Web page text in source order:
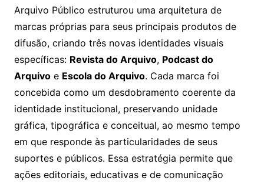
Arquivo Público estruturou uma arquitetura de
marcas próprias para seus principais produtos de
difusão, criando três novas identidades visuais
específicas: Revista do Arquivo, Podcast do
Arquivoe Escola do Arquivo. Cada marca foi
concebida como um desdobramento coerente da
identidade institucional, preservando unidade
gráfica, tipográfica e conceitual, ao mesmo tempo
em que responde às particularidades de seus
suportes e públicos. Essa estratégia permite que
ações editoriais, educativas e de comunicação